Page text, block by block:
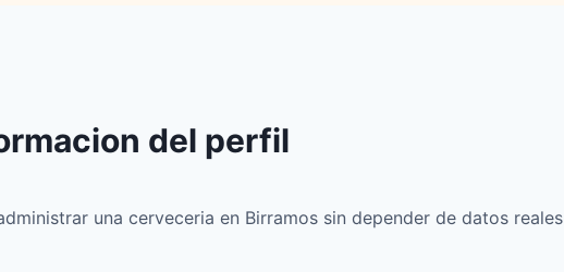
del perfil
una cerveceria en Birramos sin depender de datos reales